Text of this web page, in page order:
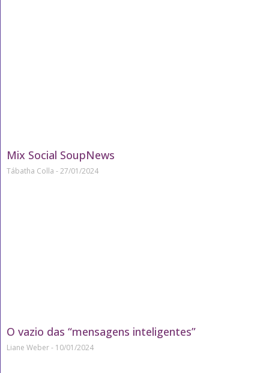
Mix Social SoupNews
Tábatha Colla 27/01/2024
O vazio das “mensagens inteligentes”
Liane Weber 10/01/2024